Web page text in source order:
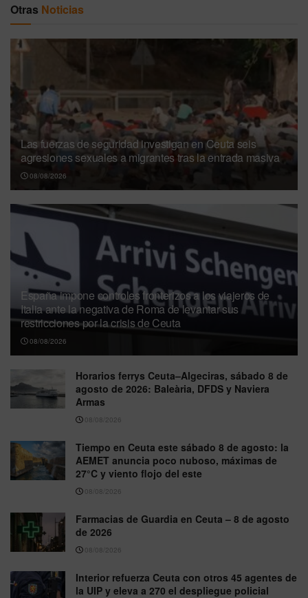
Otras Noticias
Las fuerzas de seguridad investigan en Ceuta seis
agresiones sexuales a migrantes tras la entrada masiva
08/08/2026
España impone controles fronterizos a los viajeros de
Italia ante la negativa de Roma de levantar sus
restricciones por la crisis de Ceuta
08/08/2026
Horarios ferrys Ceuta–Algeciras, sábado 8 de
agosto de 2026: Baleària, DFDS y Naviera
Armas
08/08/2026
Tiempo en Ceuta este sábado 8 de agosto: la
AEMET anuncia poco nuboso, máximas de
27°C y viento flojo del este
08/08/2026
Farmacias de Guardia en Ceuta – 8 de agosto
de 2026
08/08/2026
Interior refuerza Ceuta con otros 45 agentes de
la UIP y eleva a 270 el despliegue policial